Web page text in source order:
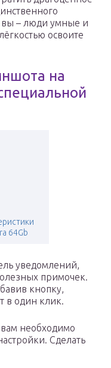
вы – люди умные и
освоите
на
64Gb
уведомлений,
примочек.
кнопку,
в один клик.
вам необходимо
Сделать